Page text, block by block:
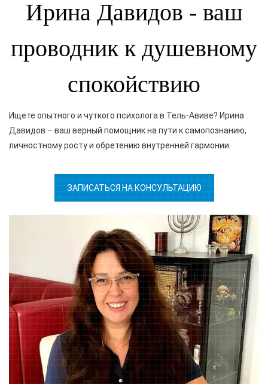
Ирина Давидов - ваш
проводник к душевному
спокойствию
Ищете опытного и чуткого психолога в Тель-Авиве? Ирина
Давидов – ваш верный помощник на пути к самопознанию,
личностному росту и обретению внутренней гармонии.
ЗАПИСАТЬСЯ НА КОНСУЛЬТАЦИЮ